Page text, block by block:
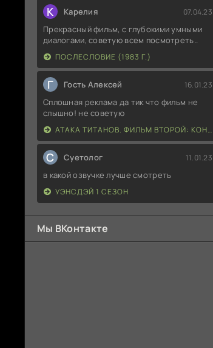
К Карелия 07.04.23
Прекрасный фильм, с глубокими умными
диалогами, советую всем посмотреть..
ПОСЛЕСЛОВИЕ (1983 Г.)
Г Гость Алексей 16.01.23
Сплошная реклама да тик что фильм не
слышно! не советую
АТАКА ТИТАНОВ. ФИЛЬМ ВТОРОЙ: КОНЕЦ СВЕТА
С Суетолог 11.01.23
в какой озвучке лучше смотреть
УЭНСДЭЙ 1 СЕЗОН
Мы ВКонтакте